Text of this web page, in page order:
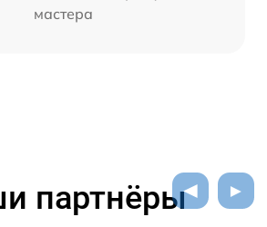
мастера
партнёры